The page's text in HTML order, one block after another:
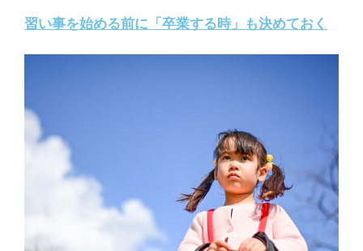
習い事を始める前に「卒業する時」も決めておく